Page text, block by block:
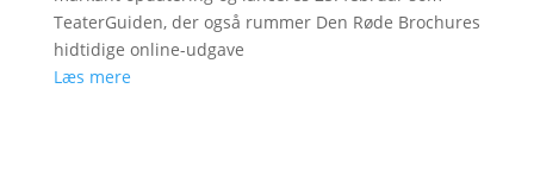
TeaterGuiden, der også rummer Den Røde Brochures
hidtidige online-udgave
Læs mere